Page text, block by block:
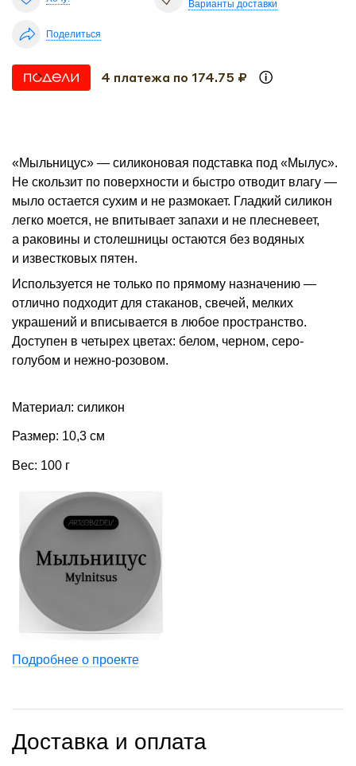
Варианты доставки
Поделиться
4 платежа по 174.75 ₽
«Мыльницус» — силиконовая подставка под «Мылус».
Не скользит по поверхности и быстро отводит влагу —
мыло остается сухим и не размокает. Гладкий силикон
легко моется, не впитывает запахи и не плесневеет,
а раковины и столешницы остаются без водяных
и известковых пятен.
Используется не только по прямому назначению —
отлично подходит для стаканов, свечей, мелких
украшений и вписывается в любое пространство.
Доступен в четырех цветах: белом, черном, серо-
голубом и нежно-розовом.
Материал: силикон
Размер: 10,3 см
Вес: 100 г
Подробнее о проекте
Доставка и оплата